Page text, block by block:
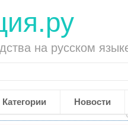
на русском
Категории Новости